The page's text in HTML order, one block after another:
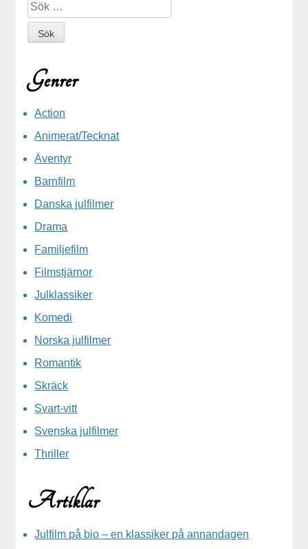
Sidopanel
Sök efter:
Genrer
Action
Animerat/Tecknat
Äventyr
Barnfilm
Danska julfilmer
Drama
Familjefilm
Filmstjärnor
Julklassiker
Komedi
Norska julfilmer
Romantik
Skräck
Svart-vitt
Svenska julfilmer
Thriller
Artiklar
Julfilm på bio – en klassiker på annandagen